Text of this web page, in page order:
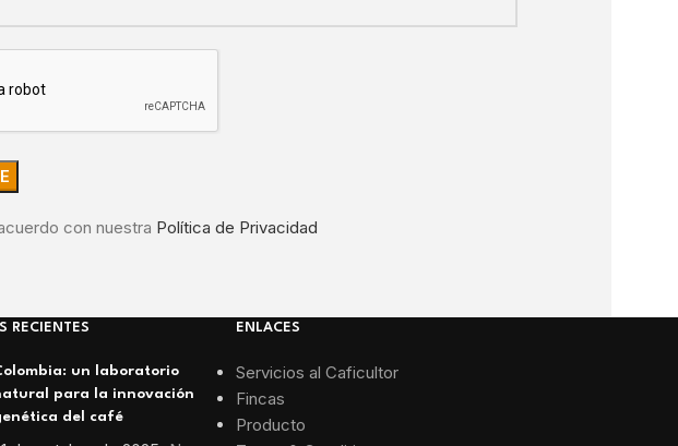
con nuestra Política de Privacidad
RECIENTES
un laboratorio
para la innovación
del café
ENLACES
Servicios al Caficultor
Fincas
Producto